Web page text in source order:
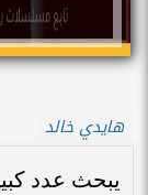
هايدي خالد